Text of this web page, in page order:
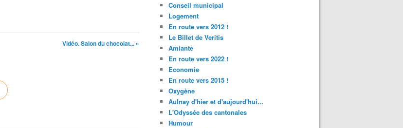
Vidéo. Salon du chocolat... »
Conseil municipal
Logement
En route vers 2012 !
Le Billet de Veritis
Amiante
En route vers 2022 !
Economie
En route vers 2015 !
Oxygène
Aulnay d'hier et d'aujourd'hui...
L'Odyssée des cantonales
Humour